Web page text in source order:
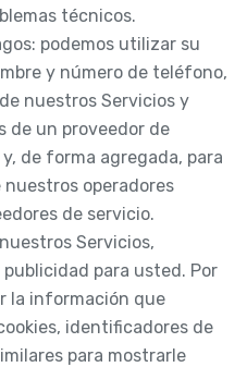
técnicos.
podemos utilizar su
y número de teléfono,
nuestros Servicios y
de un proveedor de
de forma agregada, para
operadores
de servicio.
Servicios,
para usted. Por
la información que
identificadores de
para mostrarle